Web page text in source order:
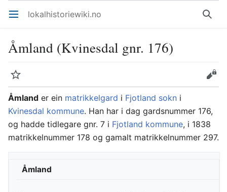
Åpne hovedmenyen lokalhistoriewiki.no Søk
Åmland (Kvinesdal gnr. 176)
Overvåk
Rediger
Åmland er ein matrikkelgard i Fjotland sokn i
Kvinesdal kommune. Han har i dag gardsnummer 176,
og hadde tidlegare gnr. 7 i Fjotland kommune, i 1838
matrikkelnummer 178 og gamalt matrikkelnummer 297.
Åmland